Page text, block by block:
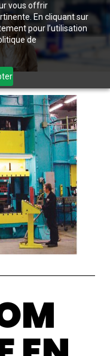
vous offrir
En cliquant sur
pour l’utilisation
de